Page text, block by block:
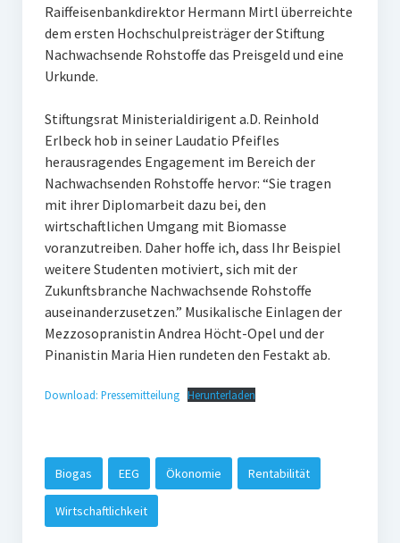
Raiffeisenbankdirektor Hermann Mirtl überreichte
dem ersten Hochschulpreisträger der Stiftung
Nachwachsende Rohstoffe das Preisgeld und eine
Urkunde.
Stiftungsrat Ministerialdirigent a.D. Reinhold
Erlbeck hob in seiner Laudatio Pfeifles
herausragendes Engagement im Bereich der
Nachwachsenden Rohstoffe hervor: “Sie tragen
mit ihrer Diplomarbeit dazu bei, den
wirtschaftlichen Umgang mit Biomasse
voranzutreiben. Daher hoffe ich, dass Ihr Beispiel
weitere Studenten motiviert, sich mit der
Zukunftsbranche Nachwachsende Rohstoffe
auseinanderzusetzen.” Musikalische Einlagen der
Mezzosopranistin Andrea Höcht-Opel und der
Pinanistin Maria Hien rundeten den Festakt ab.
Download: Pressemitteilung Herunterladen
Biogas EEG Ökonomie Rentabilität
Wirtschaftlichkeit